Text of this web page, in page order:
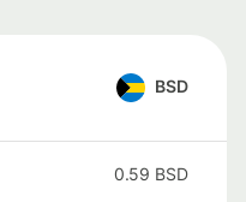
BSD
0.59 BSD